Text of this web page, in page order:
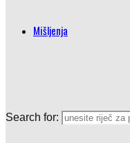
Mišljenja
Search for: